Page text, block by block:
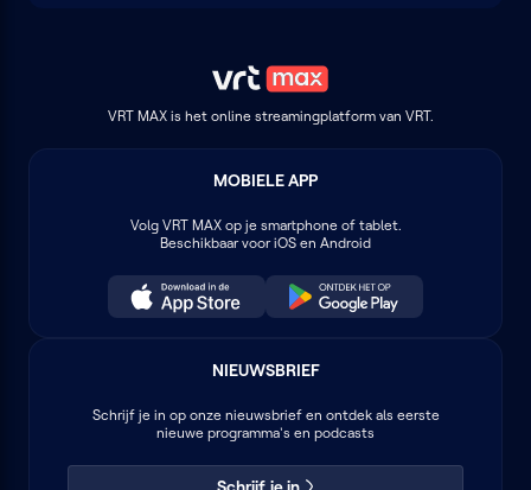
VRT MAX is het online streamingplatform van VRT.
MOBIELE APP
Volg VRT MAXop je smartphone of tablet.
Beschikbaar voor iOS en Android
NIEUWSBRIEF
Schrijf je in op onze nieuwsbrief en ontdek als eerste
nieuwe programma's en podcasts
Schrijf je in